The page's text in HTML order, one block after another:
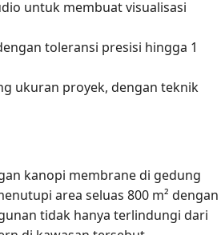
untuk membuat visualisasi
toleransi presisi hingga 1
ukuran proyek, dengan teknik
kanopi membrane di gedung
area seluas 800 m² dengan
tidak hanya terlindungi dari